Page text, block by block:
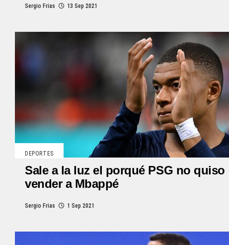
Sergio Frias 13 Sep 2021
DEPORTES
Sale a la luz el porqué PSG no quiso
vender a Mbappé
Sergio Frias 1 Sep 2021